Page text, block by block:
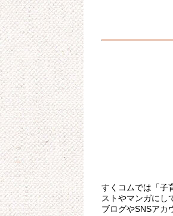
すくコムでは「子
ストやマンガにし
ブログやSNSアカ